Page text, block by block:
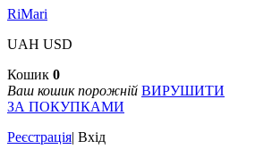
RiMari
UAH USD
Кошик 0
Ваш кошик порожній ВИРУШИТИ
ЗА ПОКУПКАМИ
Реєстрація| Вхід